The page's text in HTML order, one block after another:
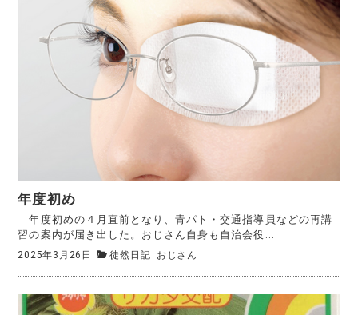
年度初め
年度初めの４月直前となり、青パト・交通指導員などの再講
習の案内が届き出した。おじさん自身も自治会役...
2025年3月26日 徒然日記 おじさん